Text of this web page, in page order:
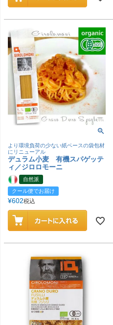
より環境負荷の少ない紙ベースの袋包材
にリニューアル
デュラム小麦 有機スパゲッテ
ィ／ジロロモーニ
自然派
クール便でお届け
¥602税込